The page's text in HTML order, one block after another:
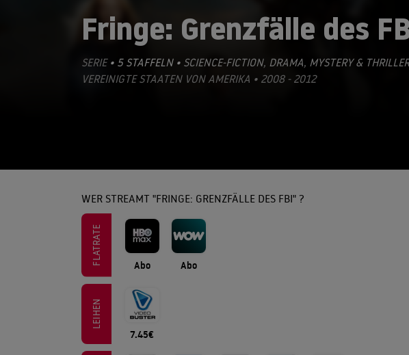
Fringe: Grenzfälle des
SERIE • 5 STAFFELN • SCIENCE-FICTION, DRAMA, MYSTERY & THRILLER
VEREINIGTE STAATEN VON AMERIKA • 2008 - 2012
WER STREAMT "FRINGE: GRENZFÄLLE DES FBI" ?
FLATRATE Abo Abo
LEIHEN
7.45€